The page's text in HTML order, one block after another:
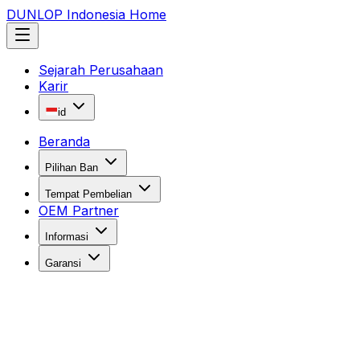
DUNLOP Indonesia Home
Sejarah Perusahaan
Karir
id
Beranda
Pilihan Ban
Tempat Pembelian
OEM Partner
Informasi
Garansi